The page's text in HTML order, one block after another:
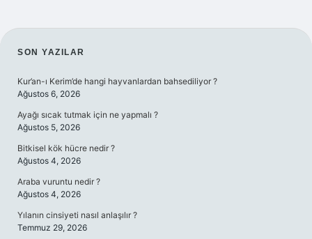
SIDEBAR
SON YAZILAR
Kur’an-ı Kerim’de hangi hayvanlardan bahsediliyor ?
Ağustos 6, 2026
Ayağı sıcak tutmak için ne yapmalı ?
Ağustos 5, 2026
Bitkisel kök hücre nedir ?
Ağustos 4, 2026
Araba vuruntu nedir ?
Ağustos 4, 2026
Yılanın cinsiyeti nasıl anlaşılır ?
Temmuz 29, 2026